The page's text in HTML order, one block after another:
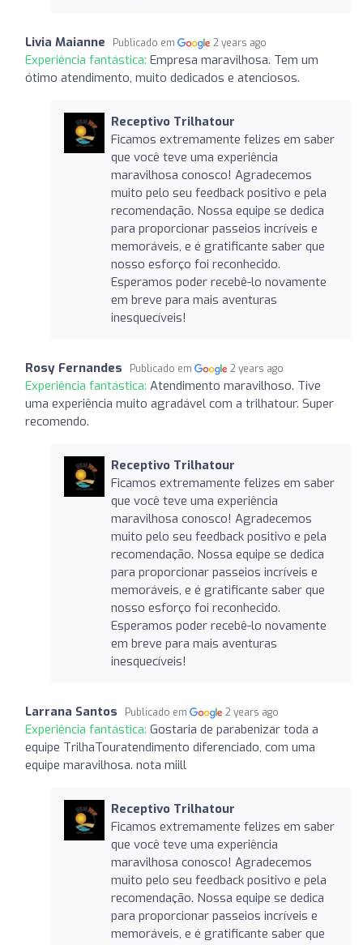
Livia Maianne Publicado em 2 years ago
Experiência fantástica: Empresa maravilhosa. Tem um
ótimo atendimento, muito dedicados e atenciosos.
Receptivo Trilhatour
Ficamos extremamente felizes em saber
que você teve uma experiência
maravilhosa conosco! Agradecemos
muito pelo seu feedback positivo e pela
recomendação. Nossa equipe se dedica
para proporcionar passeios incríveis e
memoráveis, e é gratificante saber que
nosso esforço foi reconhecido.
Esperamos poder recebê-lo novamente
em breve para mais aventuras
inesquecíveis!
Rosy Fernandes Publicado em 2 years ago
Experiência fantástica: Atendimento maravilhoso. Tive
uma experiência muito agradável com a trilhatour. Super
recomendo.
Receptivo Trilhatour
Ficamos extremamente felizes em saber
que você teve uma experiência
maravilhosa conosco! Agradecemos
muito pelo seu feedback positivo e pela
recomendação. Nossa equipe se dedica
para proporcionar passeios incríveis e
memoráveis, e é gratificante saber que
nosso esforço foi reconhecido.
Esperamos poder recebê-lo novamente
em breve para mais aventuras
inesquecíveis!
Larrana Santos Publicado em 2 years ago
Experiência fantástica: Gostaria de parabenizar toda a
equipe TrilhaTouratendimento diferenciado, com uma
equipe maravilhosa. nota miill
Receptivo Trilhatour
Ficamos extremamente felizes em saber
que você teve uma experiência
maravilhosa conosco! Agradecemos
muito pelo seu feedback positivo e pela
recomendação. Nossa equipe se dedica
para proporcionar passeios incríveis e
memoráveis, e é gratificante saber que